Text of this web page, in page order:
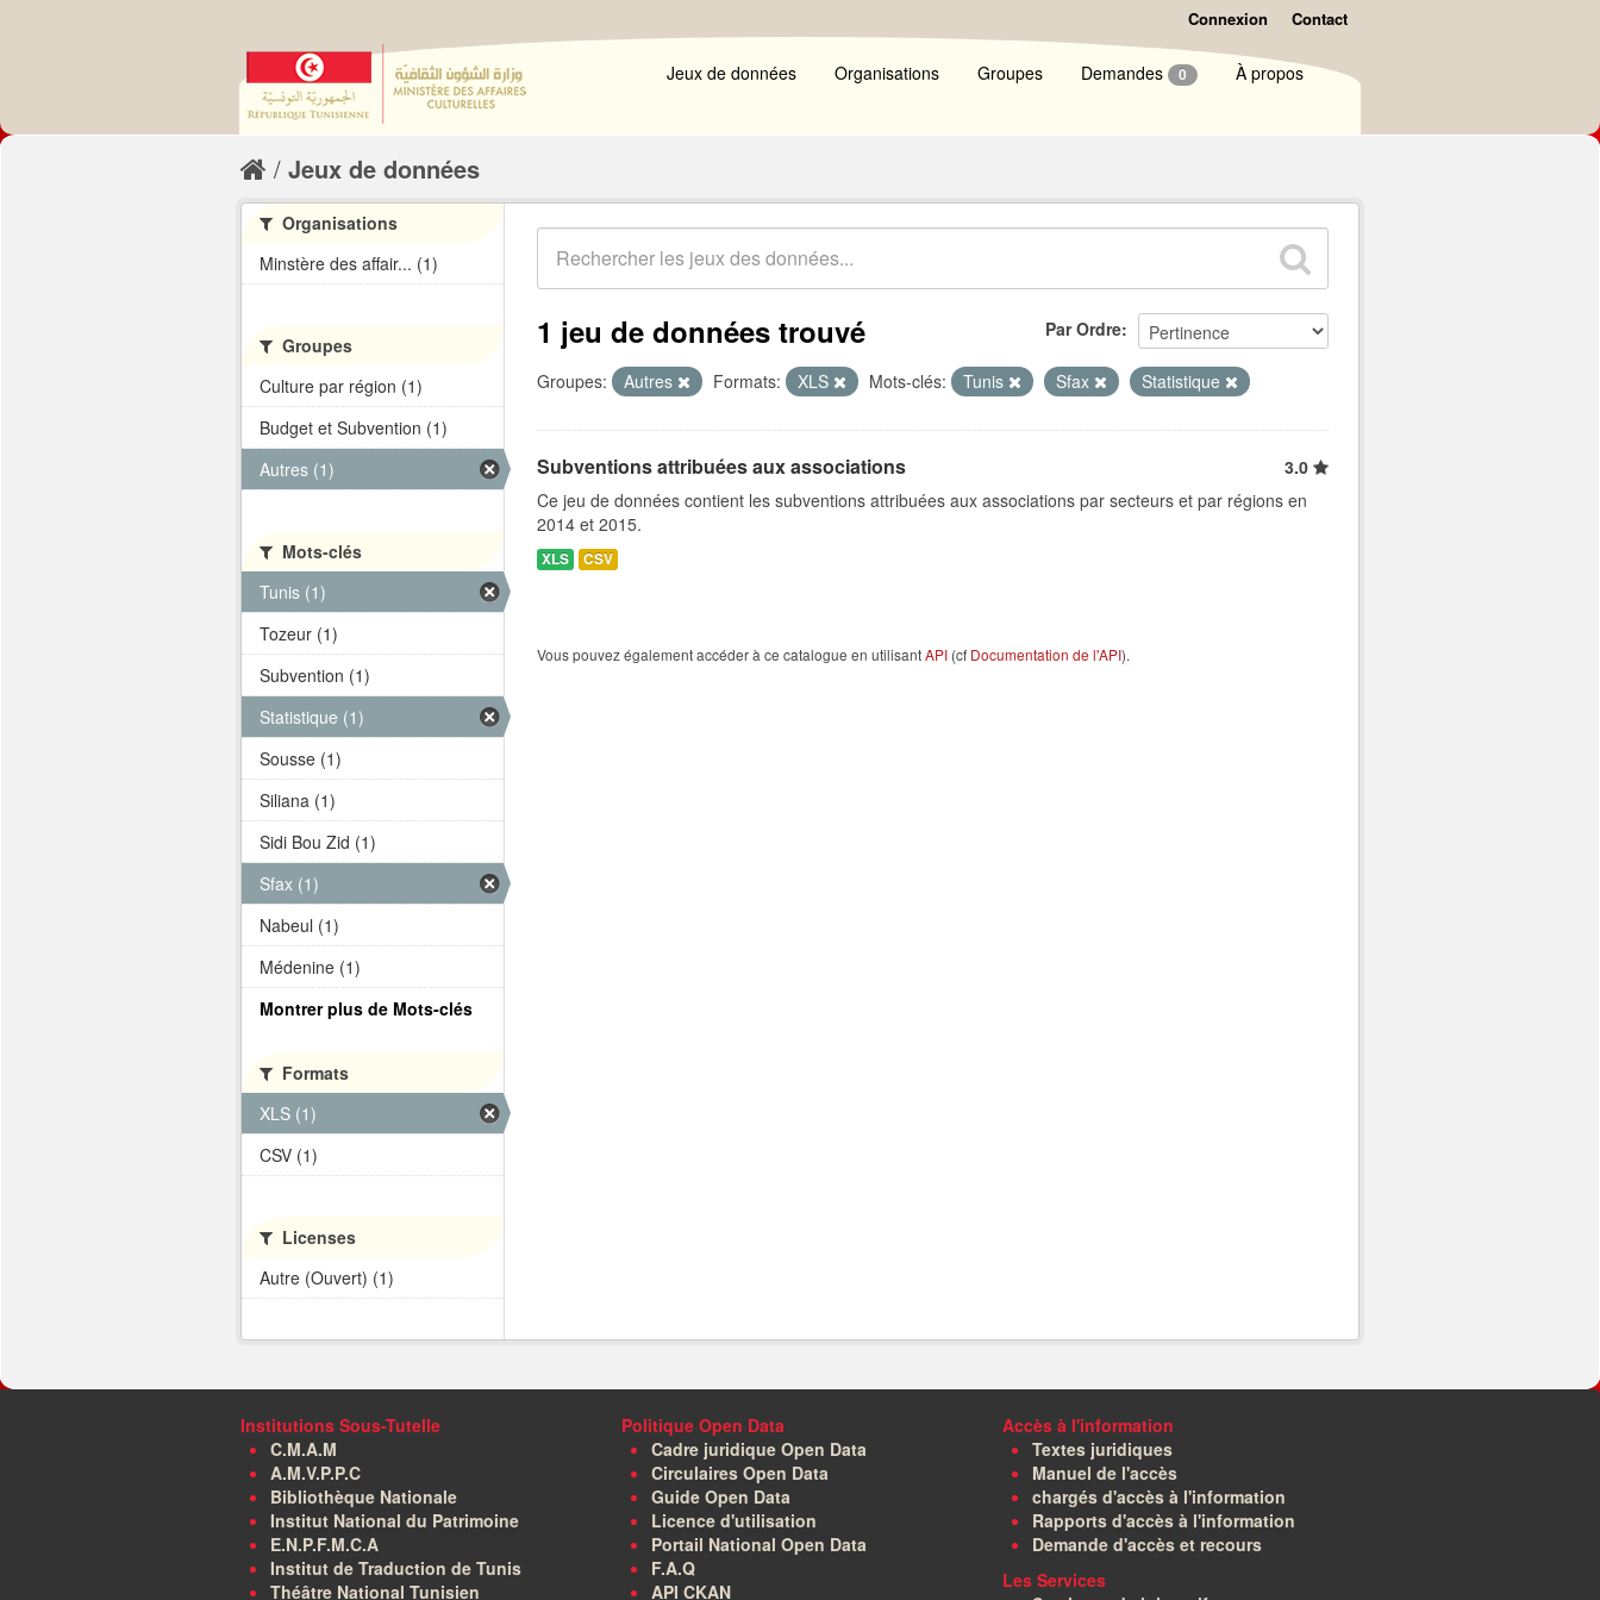
Connexion Contact
Jeux de données Organisations Groupes Demandes 0 À propos
Jeux de données
Par Ordre
1 jeu de données trouvé
Groupes: Autres Formats: XLS Mots-clés: Tunis Sfax Statistique
Subventions attribuées aux associations
3.0
Ce jeu de données contient les subventions attribuées aux associations par secteurs et par régions en
2014 et 2015.
XLS CSV
Vous pouvez également accéder à ce catalogue en utilisantAPI (cf Documentation de l'API).
Organisations
Minstère des affair... (1)
Groupes
Culture par région (1)
Budget et Subvention (1)
Autres (1)
Mots-clés
Tunis (1)
Tozeur (1)
Subvention (1)
Statistique (1)
Sousse (1)
Siliana (1)
Sidi Bou Zid (1)
Sfax (1)
Nabeul (1)
Médenine (1)
Montrer plus de Mots-clés
Formats
XLS (1)
CSV (1)
Licenses
Autre (Ouvert) (1)
Institutions Sous-Tutelle
C.M.A.M
A.M.V.P.P.C
Bibliothèque Nationale
Institut National du Patrimoine
E.N.P.F.M.C.A
Institut de Traduction de Tunis
Théâtre National Tunisien
Politique Open Data
Cadre juridique Open Data
Circulaires Open Data
Guide Open Data
Licence d'utilisation
Portail National Open Data
F.A.Q
API CKAN
Accès à l'information
Textes juridiques
Manuel de l'accès
chargés d'accès à l'information
Rapports d'accès à l'information
Demande d'accès et recours
Les Services